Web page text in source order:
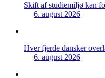
Skift af studiemiljø kan
6. august 2026
Hver fjerde dansker
6. august 2026